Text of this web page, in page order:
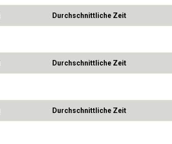
Durchschnittliche Zeit
Durchschnittliche Zeit
Durchschnittliche Zeit